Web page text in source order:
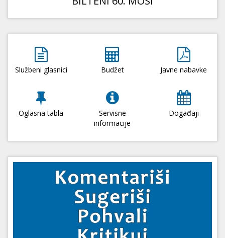
Službeni glasnici Budžet Javne nabavke
Oglasna tabla
Servisne
informacije
Događaji